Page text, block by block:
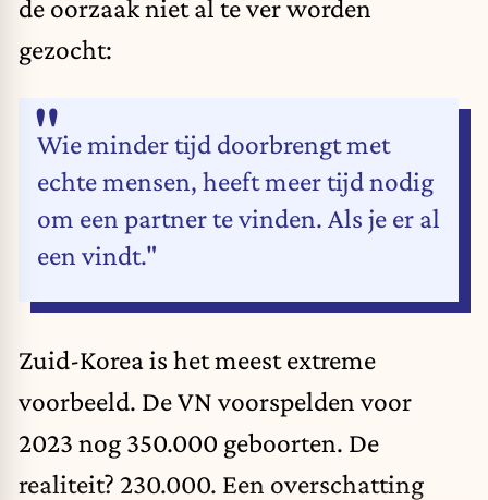
de oorzaakniet al te ver worden
gezocht:
Wie minder tijd doorbrengt met
echte mensen, heeft meer tijd nodig
om een partner te vinden. Als je er al
een vindt."
Zuid-Korea is het meest extreme
voorbeeld. De VN voorspelden voor
2023 nog 350.000 geboorten. De
realiteit? 230.000. Een overschatting